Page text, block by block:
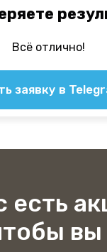
Всё отлично!
заявку в
есть
вы